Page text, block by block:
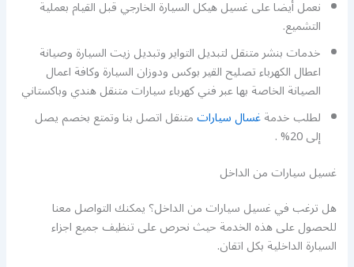
نعمل أيضا على غسيل هيكل السيارة الخارجي قبل القيام بعملية
التشميع.
خدمات بنشر متنقل لتبديل التواير وتبديل زيت السيارة وصيانة
اعطال الكهرباء تصليح القير بوكس ودوزان السيارة وكافة اعمال
الصيانة الخاصة بها عبر فني كهرباء سيارات متنقل هندي وباكستاني
لطلب خدمةغسال سياراتمتنقل اتصل بنا وتمتع بخصم يصل
إلى 20% .
غسيل سيارات من الداخل
هل ترغب في غسيل سيارات من الداخل؟ يمكنك التواصل معنا
للحصول على هذه الخدمة حيث نحرص على تنظيف جميع اجزاء
السيارة الداخلية بكل اتقان.